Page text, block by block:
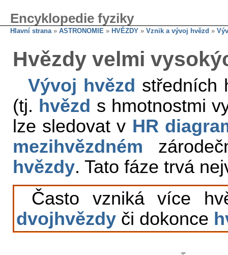
Encyklopedie fyziky
Hlavní strana» ASTRONOMIE » HVĚZDY » Vznik a vývoj hvězd »
Hvězdy velmi
Vývoj hvězd středních
(tj. hvězd s hmotnostmi
lze sledovat v HR
mezihvězdném
hvězdy. Tato fáze trvá
Často vzniká více
dvojhvězdy či dokonce